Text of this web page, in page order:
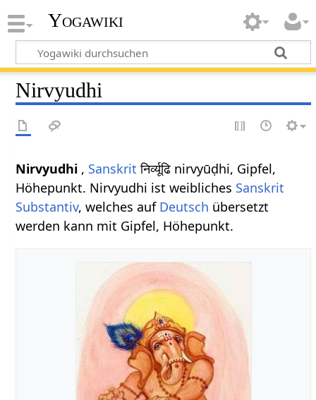
Yogawiki
Nirvyudhi
Nirvyudhi , Sanskrit निर्व्यूढि nirvyūḍhi, Gipfel,
Höhepunkt. Nirvyudhi ist weibliches Sanskrit
Substantiv, welches auf Deutsch übersetzt
werden kann mit Gipfel, Höhepunkt.